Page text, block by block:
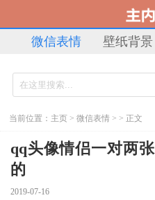
微信表情 壁纸背景
当前位置： 主页 >微信表情 > > 正文
qq头像情侣一对两
的
2019-07-16